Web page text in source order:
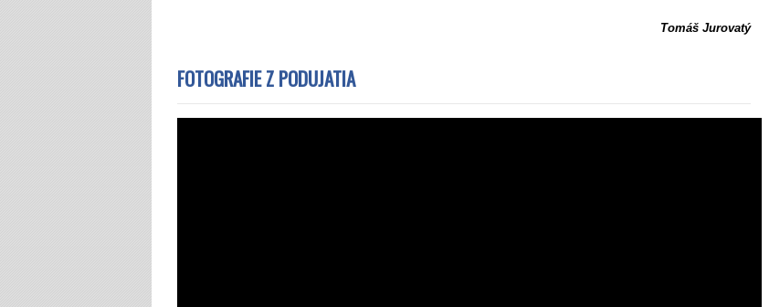
Tomáš Jurovatý
FOTOGRAFIE Z PODUJATIA